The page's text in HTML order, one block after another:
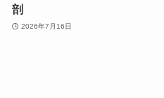
剖
2026年7月16日